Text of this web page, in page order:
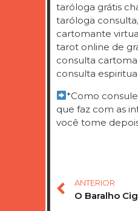
taróloga grátis
taróloga
cartomante
tarot online de
consulta
consulta
*Como
que faz com as
você tome
ANTERIOR